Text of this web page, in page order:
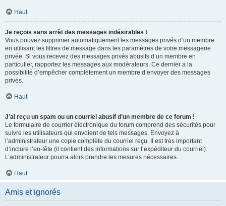
Haut
Je reçois sans arrêt des messages indésirables !
Vous pouvez supprimer automatiquement les messages privés d’un membre
en utilisant les filtres de message dans les paramètres de votre messagerie
privée. Si vous recevez des messages privés abusifs d’un membre en
particulier, rapportez les messages aux modérateurs. Ce dernier a la
possibilité d’empêcher complètement un membre d’envoyer des messages
privés.
Haut
J’ai reçu un spam ou un courriel abusif d’un membre de ce forum !
Le formulaire de courrier électronique du forum comprend des sécurités pour
suivre les utilisateurs qui envoient de tels messages. Envoyez à
l’administrateur une copie complète du courriel reçu. Il est très important
d’inclure l’en-tête (il contient des informations sur l’expéditeur du courriel).
L’administrateur pourra alors prendre les mesures nécessaires.
Haut
Amis et ignorés